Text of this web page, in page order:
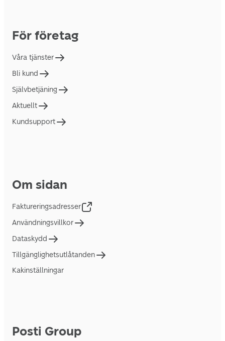
För företag
Våra tjänster
Bli kund
Självbetjäning
Aktuellt
Kundsupport
Om sidan
Faktureringsadresser
Användningsvillkor
Dataskydd
Tillgänglighetsutlåtanden
Kakinställningar
Posti Group